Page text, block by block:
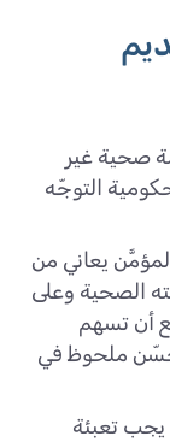
صحية غير
التوجّه
يعاني من
الصحية وعلى
أن تسهم
ملحوظ في
يجب تعبئة